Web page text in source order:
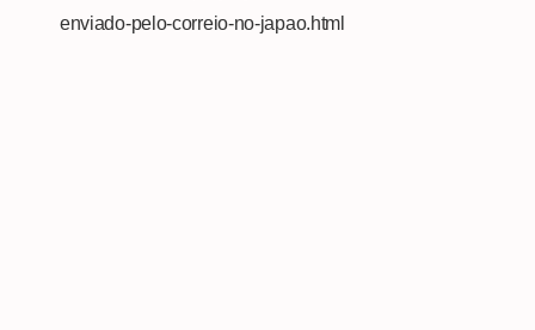
enviado-pelo-correio-no-japao.html